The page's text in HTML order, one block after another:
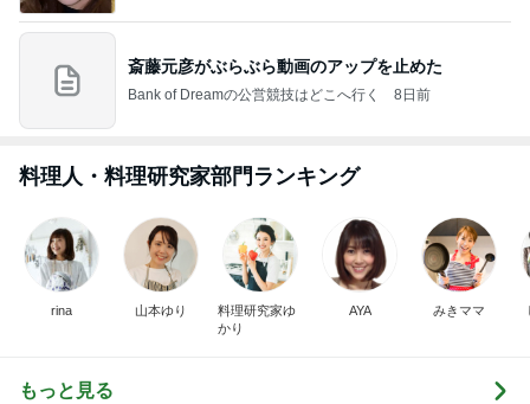
斎藤元彦がぶらぶら動画のアップを止めた
Bank of Dreamの公営競技はどこへ行く 8日前
料理人・料理研究家部門ランキング
rina 山本ゆり
料理研究家ゆ
かり
AYA みきママ
もっと見る